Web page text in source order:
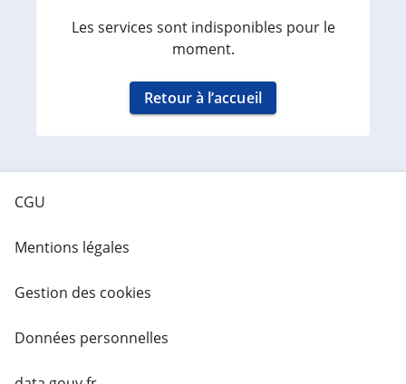
Les services sont indisponibles pour le
moment.
Retour à l’accueil
CGU
Mentions légales
Gestion des cookies
Données personnelles